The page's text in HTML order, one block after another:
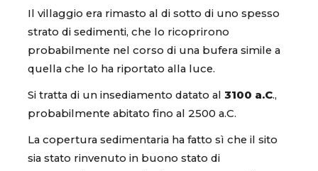
Il villaggio era rimasto al di sotto di uno spesso
strato di sedimenti, che lo ricoprirono
probabilmente nel corso di una bufera simile a
quella che lo ha riportato alla luce.
Si tratta di un insediamento datato al 3100 a.C.,
probabilmente abitato fino al 2500 a.C.
La copertura sedimentaria ha fatto sì che il sito
sia stato rinvenuto in buono stato di